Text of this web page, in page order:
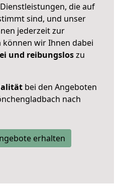
die auf
sind, und unser
jederzeit zur
wir Ihnen dabei
und reibungsloszu
bei den Angeboten
nach
erhalten